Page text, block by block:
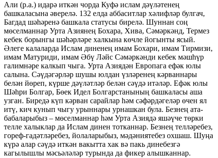
Али (р.а.) идарә иткән чорда Куфә ислам дәүләтенең
башкаласына әверелә. 132 елда аббаситлар хәлифләр булгач,
Багдад шәһәренә башкала статусы бирелә. Шуннан соң
мөселманнар Урта Азиянең Бохара, Хива, Сәмәркәнд, Термез
кебек борынгы шәһәрләре халкына көчле йогынты ясый.
Әлеге калаларда Ислам диненең имам Бохари, имам Тирмизи,
имам Матуриди, имам Әбү Ләйс Сәмәркәнди кебек мәшһүр
галимнәре калкып чыга. Урта Азиядән Европага ефәк юлы
салына. Сәүдәгәрләр шушы юлдан үзләренең кәрваннары
белән йөреп, күрше дәүләтләр белән сәүдә итәләр. Ефәк юлы
Шәһри Болгар, Бөек Идел Болгарстанының башкаласы аша
узган. Биредә күп кәрван сарайлар һәм сәфәрдәгеләр өчен ял
итү, кич кунып чыгу урыннары урнашкан була. Безнең ата-
бабаларыбыз – мөселманнар һәм Урта Азиядә яшәүче төрки
телле халыклар да Ислам динен тотканнар. Безнең телләребез,
гореф-гадәтләребез, йолаларыбыз, мәдәниятебез охшаш. Шуңа
күрә алар сәүдә иткән вакытта хак вә пакь динебезгә
кагылышлы мәсьәләләр турында да фикер алышканнар.